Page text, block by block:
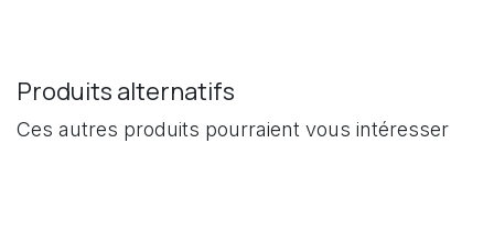
Produits alternatifs
Ces autres produits pourraient vous intéresser